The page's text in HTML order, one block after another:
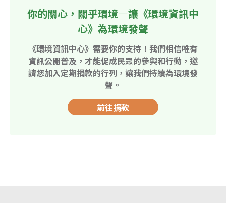
你的關心，關乎環境—讓《環境資訊中
心》為環境發聲
《環境資訊中心》需要你的支持！我們相信唯有
資訊公開普及，才能促成民眾的參與和行動，邀
請您加入定期捐款的行列，讓我們持續為環境發
聲。
前往捐款